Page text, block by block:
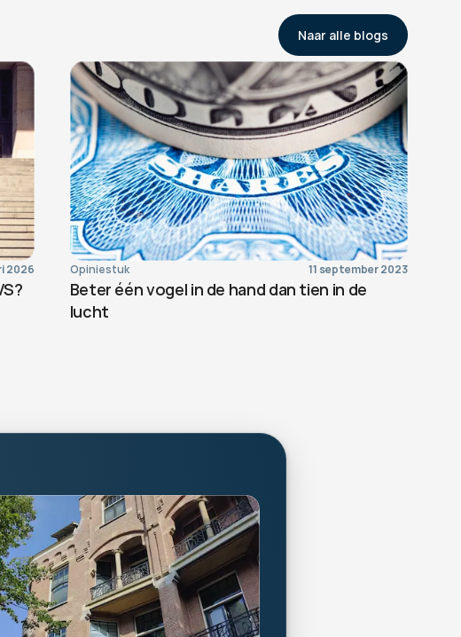
Naar alle blogs
2026 Opiniestuk 11 september 2023
Beter één vogel in de hand dan tien in de
lucht